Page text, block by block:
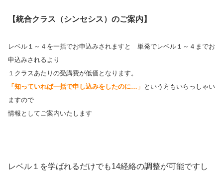
【統合クラス（シンセシス）のご案内】
レベル１～４を一括でお申込みされますと 単発でレベル１～４までお
申込みされるより
１クラスあたりの受講費が低価となります。
「知っていれば一括で申し込みをしたのに… 」 という方もいらっしゃい
ますので
情報としてご案内いたします
レベル１を学ばれるだけでも14経絡の調整が可能ですし